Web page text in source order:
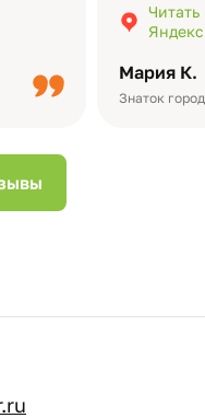
Мария К.
Знаток
добавить
видео с